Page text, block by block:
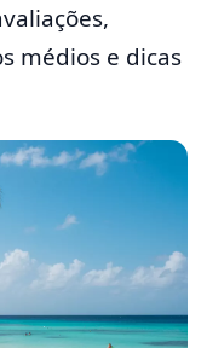
médios e dicas